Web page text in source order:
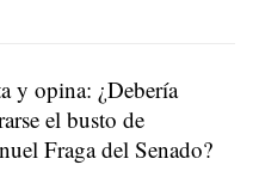
y opina: ¿Debería
el busto de
Fraga del Senado?